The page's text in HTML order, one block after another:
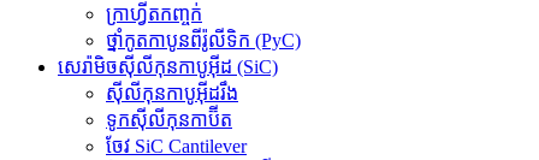
ក្រាហ្វីតកញ្ចក់
ថ្នាំកូតកាបូនពីរ៉ូលីទិក (PyC)
សេរ៉ាមិចស៊ីលីកុនកាបូអ៊ីដ (SiC)
ស៊ីលីកុនកាបូអ៊ីដរឹង
ទូកស៊ីលីកុនកាប៊ីត
ចែវ SiC Cantilever